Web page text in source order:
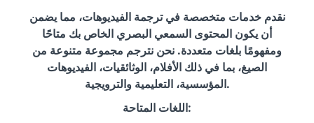
نقدم خدمات متخصصة في ترجمة الفيديوهات، مما يضمن
أن يكون المحتوى السمعي البصري الخاص بك متاحًا
ومفهومًا بلغات متعددة. نحن نترجم مجموعة متنوعة من
الصيغ، بما في ذلك الأفلام، الوثائقيات، الفيديوهات
المؤسسية، التعليمية والترويجية.
اللغات المتاحة: